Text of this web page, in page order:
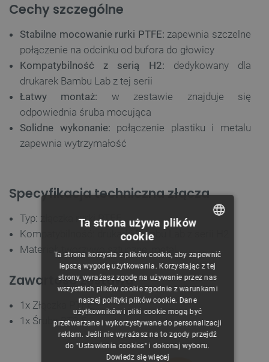
Cechy szczególne
Stabilne mocowanie rurki PTFE: zapewnia szczelne
połączenie na odcinku od bufora do głowicy
Kompatybilność z serią H2: dedykowany dla
drukarek Bambu Lab z tej serii
Łatwy montaż: w zestawie znajduje się
odpowiednia śruba mocująca
Solidne wykonanie: połączenie plastiku i metalu
zapewnia wytrzymałość
Specyfikacja techniczna złącza
Typ: złączka rurki PTFE
Kompatybilność: drukarki Bambu Lab z serii H2
Materiał: tworzywo sztuczne, metal
Zawartość zestawu
1x Złączka PTFE
1x Śruba BT3-5
CZECH
ENGLISH
GERMAN
Ta strona używa plików
cookie
Ta strona korzysta z plików cookie, aby zapewnić
lepszą wygodę użytkowania. Korzystając z tej
strony, wyrażasz zgodę na używanie przez nas
wszystkich plików cookie zgodnie z warunkami
naszej polityki plików cookie. Dane
użytkowników i pliki cookie mogą być
przetwarzane i wykorzystywane do personalizacji
reklam. Jeśli nie wyrażasz na to zgody przejdź
do "Ustawienia cookies" i dokonaj wyboru.
Dowiedz się więcej